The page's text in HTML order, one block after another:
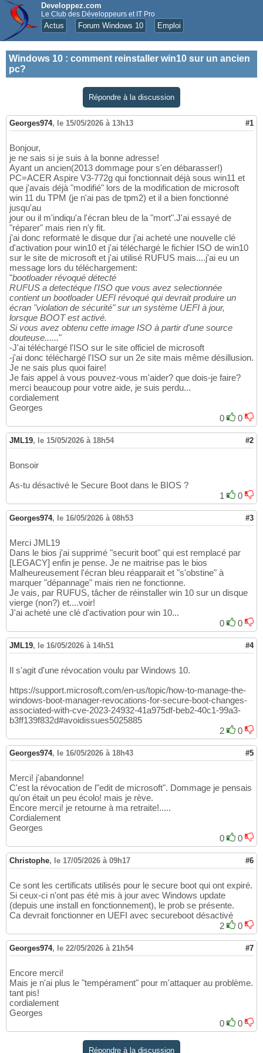
Developpez.com
Le Club des Développeurs et IT Pro
Actus Forum Windows 10 Emploi
Windows 10 : comment reinstaller win10 sur un ancien
pc?
Répondre à la discussion
Georges974, le 15/05/2026 à 13h13 #1
Bonjour,
je ne sais si je suis à la bonne adresse!
Ayant un ancien(2013 dommage pour s'en débarasser!)
PC=ACER Aspire V3-772g qui fonctionnait déjà sous win11 et
que j'avais déjà "modifié" lors de la modification de microsoft
win 11 du TPM (je n'ai pas de tpm2) et il a bien fonctionné
jusqu'au
jour ou il m'indiqu'a l'écran bleu de la "mort".J'ai essayé de
"réparer" mais rien n'y fit.
j'ai donc reformaté le disque dur j'ai acheté une nouvelle clé
d'activation pour win10 et j'ai téléchargé le fichier ISO de win10
sur le site de microsoft et j'ai utilisé RUFUS mais....j'ai eu un
message lors du téléchargement:
"bootloader révoqué détecté
RUFUS a detectéque l'ISO que vous avez selectionnée
contient un bootloader UEFI révoqué qui devrait produire un
écran "violation de sécurité" sur un système UEFI à jour,
lorsque BOOT est activé.
Si vous avez obtenu cette image ISO à partir d'une source
douteuse......"
-J'ai téléchargé l'ISO sur le site officiel de microsoft
-j'ai donc téléchargé l'ISO sur un 2e site mais même désillusion.
Je ne sais plus quoi faire!
Je fais appel à vous pouvez-vous m'aider? que dois-je faire?
merci beaucoup pour votre aide, je suis perdu...
cordialement
Georges
0
0
JML19, le 15/05/2026 à 18h54 #2
Bonsoir
As-tu désactivé le Secure Boot dans le BIOS ?
1
0
Georges974, le 16/05/2026 à 08h53 #3
Merci JML19
Dans le bios j'ai supprimé "securit boot" qui est remplacé par
[LEGACY] enfin je pense. Je ne maitrise pas le bios
Malheureusement l'écran bleu réapparait et "s'obstine" à
marquer "dépannage" mais rien ne fonctionne.
Je vais, par RUFUS, tâcher de réinstaller win 10 sur un disque
vierge (non?) et....voir!
J'ai acheté une clé d'activation pour win 10...
0
0
JML19, le 16/05/2026 à 14h51 #4
Il s'agit d'une révocation voulu par Windows 10.
https://support.microsoft.com/en-us/topic/how-to-manage-the-
windows-boot-manager-revocations-for-secure-boot-changes-
associated-with-cve-2023-24932-41a975df-beb2-40c1-99a3-
b3ff139f832d#avoidissues5025885
2
0
Georges974, le 16/05/2026 à 18h43 #5
Merci! j'abandonne!
C'est la révocation de l"edit de microsoft". Dommage je pensais
qu'on était un peu écolo! mais je rève.
Encore merci! je retourne à ma retraite!.....
Cordialement
Georges
0
0
Christophe, le 17/05/2026 à 09h17 #6
Ce sont les certificats utilisés pour le secure boot qui ont expiré.
Si ceux-ci n'ont pas été mis à jour avec Windows update
(depuis une install en fonctionnement), le prob se présente.
Ca devrait fonctionner en UEFI avec secureboot désactivé
2
0
Georges974, le 22/05/2026 à 21h54 #7
Encore merci!
Mais je n'ai plus le "tempérament" pour m'attaquer au problème.
tant pis!
cordialement
Georges
0
0
Répondre à la discussion